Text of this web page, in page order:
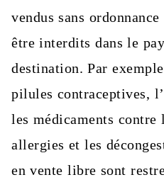
vendus sans
être interdits dans le
destination. Par
pilules contraceptives,
les médicaments contre
allergies et les
en vente libre sont